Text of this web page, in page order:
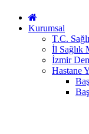
Kurumsal
T.C.
İl Sağlık
İzmir
Hastane